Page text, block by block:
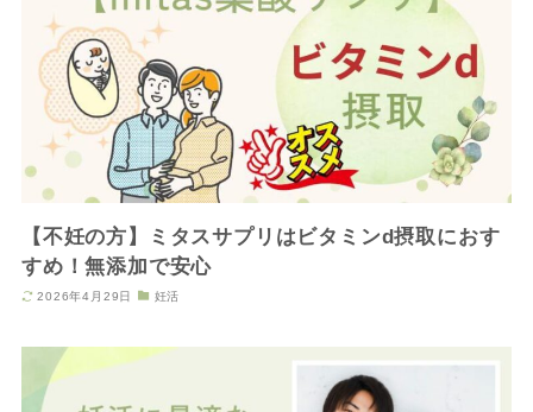
【不妊の方】ミタスサプリはビタミンd摂取におす
すめ！無添加で安心
2026年4月29日 妊活